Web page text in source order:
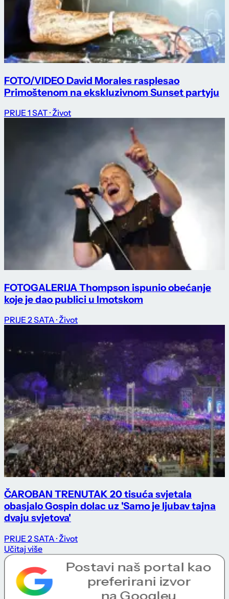
FOTO/VIDEO David Morales rasplesao
Primoštenom na ekskluzivnom Sunset partyju
PRIJE 1 SAT · Život
FOTOGALERIJA Thompson ispunio obećanje
koje je dao publici u Imotskom
PRIJE 2 SATA · Život
ČAROBAN TRENUTAK 20 tisuća svjetala
obasjalo Gospin dolac uz 'Samo je ljubav tajna
dvaju svjetova'
PRIJE 2 SATA · Život
Učitaj više